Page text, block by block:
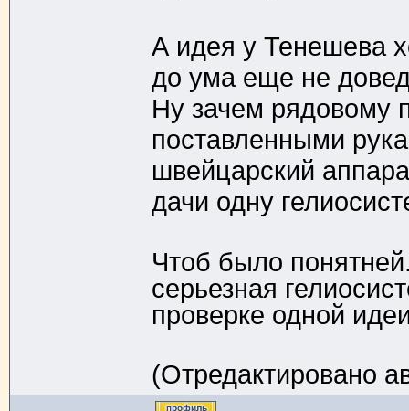
А идея у Тенешева
до ума еще не
Ну зачем рядовому
поставленными
швейцарский
дачи одну
Чтоб было
серьезная
проверке одной
(Отредактировано